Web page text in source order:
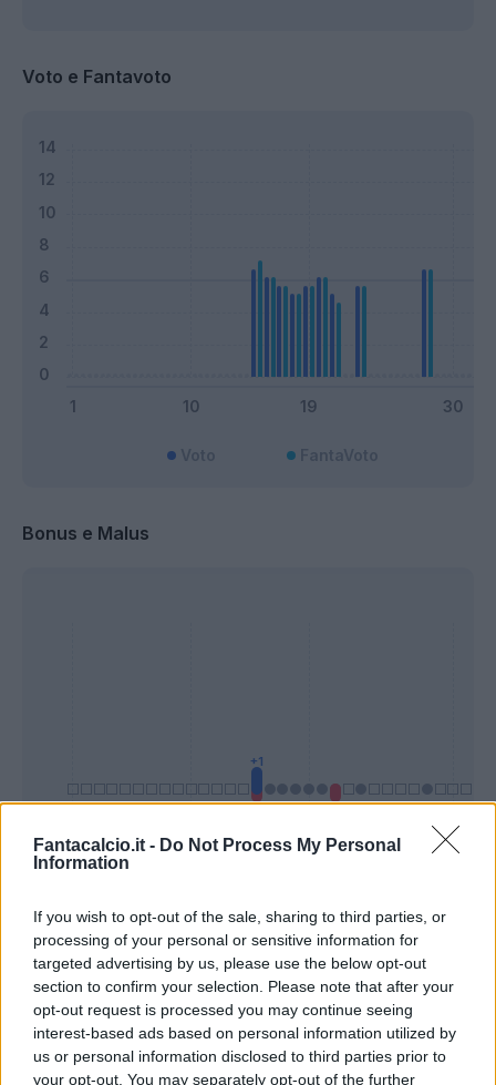
Fantacalcio.it - Do Not Process My Personal
Information
If you wish to opt-out of the sale, sharing to third parties, or
processing of your personal or sensitive information for
targeted advertising by us, please use the below opt-out
section to confirm your selection. Please note that after your
opt-out request is processed you may continue seeing
interest-based ads based on personal information utilized by
us or personal information disclosed to third parties prior to
your opt-out. You may separately opt-out of the further
Voto e Fantavoto
Bonus e Malus
Bonus Malus
voto
Quotazioni